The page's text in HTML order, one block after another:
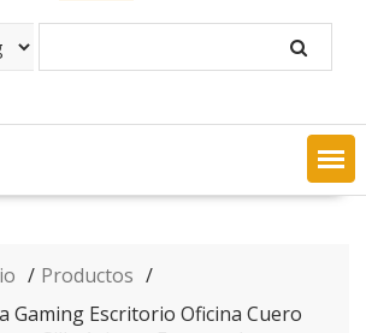
Productos
Gaming Escritorio Oficina Cuero